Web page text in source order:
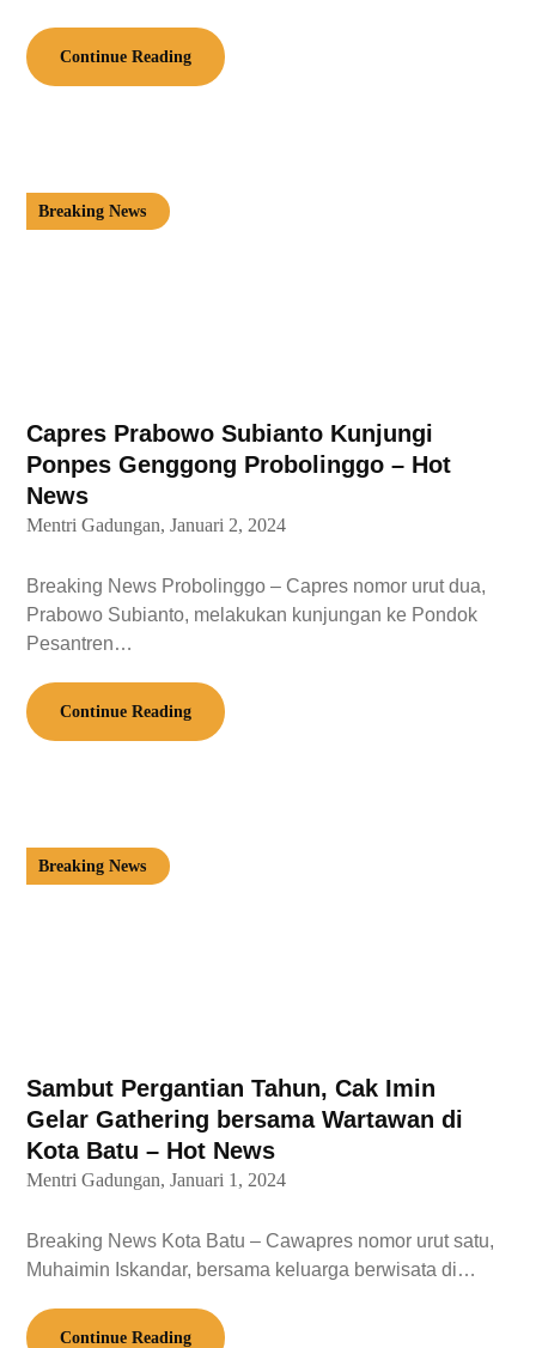
Continue Reading
Breaking News
Capres Prabowo Subianto Kunjungi
Ponpes Genggong Probolinggo – Hot
News
Mentri Gadungan, Januari 2, 2024
Breaking News Probolinggo – Capres nomor urut dua,
Prabowo Subianto, melakukan kunjungan ke Pondok
Pesantren…
Continue Reading
Breaking News
Sambut Pergantian Tahun, Cak Imin
Gelar Gathering bersama Wartawan di
Kota Batu – Hot News
Mentri Gadungan, Januari 1, 2024
Breaking News Kota Batu – Cawapres nomor urut satu,
Muhaimin Iskandar, bersama keluarga berwisata di…
Continue Reading